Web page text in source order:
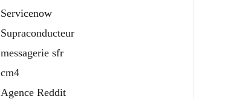
Servicenow
Supraconducteur
messagerie sfr
cm4
Agence Reddit